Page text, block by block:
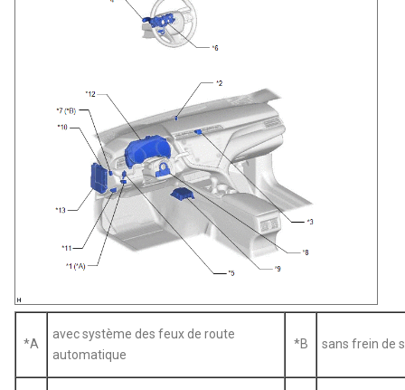
*A
avec système des feux de route
automatique
*B sans frein de